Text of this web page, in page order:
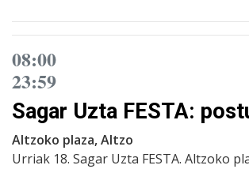
08:00
23:59
Sagar Uzta FESTA:
Altzoko plaza, Altzo
Urriak 18. Sagar Uzta FESTA. Altzoko